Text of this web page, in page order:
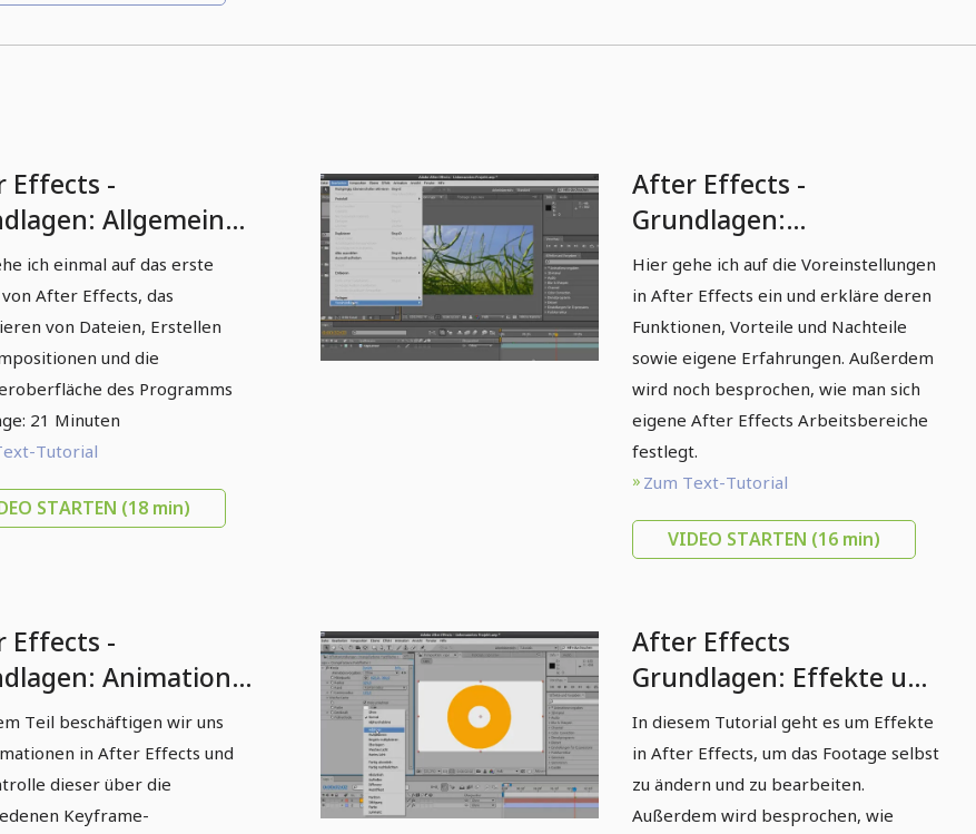
Effects -
Allgemeiner
ich einmal auf das erste
After Effects, das
von Dateien, Erstellen
und die
des Programms
21 Minuten
Tutorial
STARTEN (18 min)
After Effects -
Grundlagen:
Voreinstellungen und
Arbeitsbereiche
Hier gehe ich auf die Voreinstellungen
in After Effects ein und erkläre deren
Funktionen, Vorteile und Nachteile
sowie eigene Erfahrungen. Außerdem
wird noch besprochen, wie man sich
eigene After Effects Arbeitsbereiche
festlegt.
Zum Text-Tutorial
VIDEO STARTEN (16 min)
Effects -
Animation
Teil beschäftigen wir uns
in After Effects und
dieser über die
Keyframe-
After Effects
Grundlagen: Effekte und
Einstellungsebenen
In diesem Tutorial geht es um Effekte
in After Effects, um das Footage selbst
zu ändern und zu bearbeiten.
Außerdem wird besprochen, wie